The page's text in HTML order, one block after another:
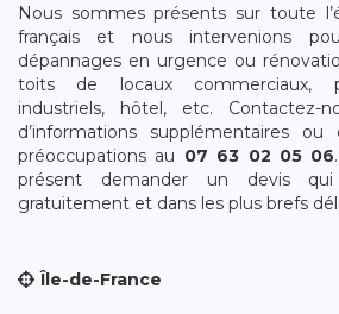
Nous sommes présents sur toute
français et nous intervenions
dépannages en urgence ou
toits de locaux commerciaux,
industriels, hôtel, etc. Contactez-
d’informations supplémentaires
préoccupations au 07 63 02 05 06
présent demander un devis
gratuitement et dans les plus brefs
Île-de-France